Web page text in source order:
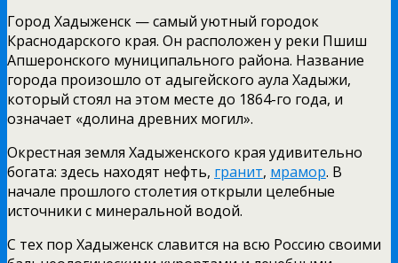
Город Хадыженск — самый уютный городок
Краснодарского края. Он расположен у реки Пшиш
Апшеронского муниципального района. Название
города произошло от адыгейского аула Хадыжи,
который стоял на этом месте до 1864-го года, и
означает «долина древних могил».
Окрестная земля Хадыженского края удивительно
богата: здесь находят нефть, гранит, мрамор. В
начале прошлого столетия открыли целебные
источники с минеральной водой.
С тех пор Хадыженск славится на всю Россию своими